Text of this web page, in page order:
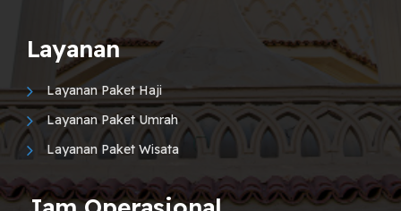
Layanan
Layanan Paket Haji
Layanan Paket Umrah
Layanan Paket Wisata